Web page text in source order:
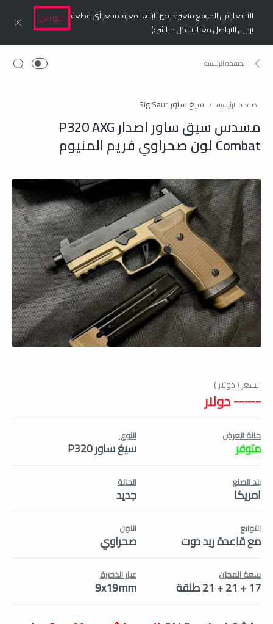
الأسعار في الموقع متغيرة وغير ثابتة.. لمعرفة سعر أي قطعة
يرجى التواصل معنا بشكل مباشر :)
التواصل
الصفحة الرئيسية سيغ ساور Sig Saur
مسدس سيق ساور اصدار P320 AXG
Combat لون صحراوي فريم المنيوم
----- دولار
حالة العرض
متوفر
النوع
سيغ ساور P320
بلد الصنع
امريكا
الحالة
جديد
التوابع
مع قاعدة ريد دوت
اللون
صحراوي
سعة المخزن
17 + 21 + 21 طلقة
عيار الذخيرة
9x19mm